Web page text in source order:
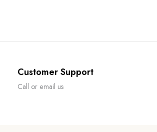
Customer Support
Call or email us